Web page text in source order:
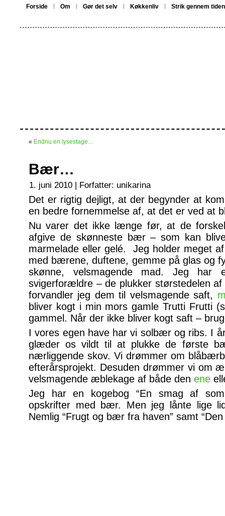
Forside Om Gør det selv Køkkenliv Strik gennem tiden
« Endnu en lysestage…
Bær…
1. juni 2010 | Forfatter: unikarina
Det er rigtig dejligt, at der begynder at
en bedre fornemmelse af, at det er ved at
Nu varer det ikke længe før, at de
afgive de skønneste bær – som kan
marmelade eller gelé. Jeg holder meget
med bærene, duftene, gemme på glas og
skønne, velsmagende mad. Jeg har
svigerforældre – de plukker størstedelen
forvandler jeg dem til velsmagende saft,
bliver kogt i min mors gamle Trutti Frutti
gammel. Når der ikke bliver kogt saft –
I vores egen have har vi solbær og ribs. I
glæder os vildt til at plukke de første
nærliggende skov. Vi drømmer om
efterårsprojekt. Desuden drømmer vi om
velsmagende æblekage af både den ene
Jeg har en kogebog “En smag af
opskrifter med bær. Men jeg lånte lige
Nemlig “Frugt og bær fra haven” samt